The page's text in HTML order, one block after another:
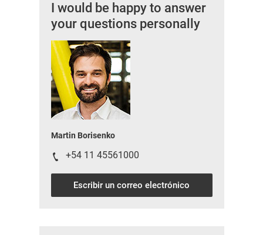
I would be happy to answer
your questions personally
Martin Borisenko
+54 11 45561000
Escribir un correo electrónico